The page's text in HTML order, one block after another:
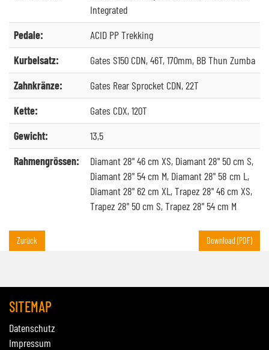
Integrated
Pedale:
ACID PP Trekking
Kurbelsatz:
Gates S150 CDN, 46T, 170mm, BB Thun Zumba
Zahnkränze:
Gates Rear Sprocket CDN, 22T
Kette:
Gates CDX, 120T
Gewicht:
13,5
Rahmengrössen:
Diamant 28" 46 cm XS, Diamant 28" 50 cm S,
Diamant 28" 54 cm M, Diamant 28" 58 cm L,
Diamant 28" 62 cm XL, Trapez 28" 46 cm XS,
Trapez 28" 50 cm S, Trapez 28" 54 cm M
Zurück Download (PDF)
SITEMAP
Datenschutz
Impressum